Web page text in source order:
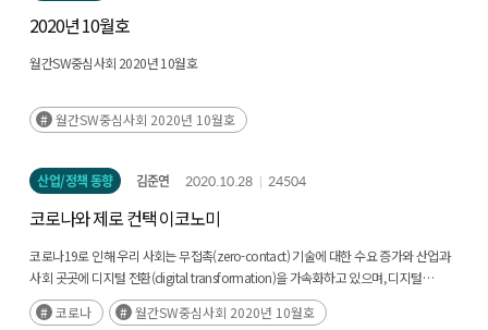
2020년 10월호
월간SW중심사회 2020년 10월호
월간SW중심사회 2020년 10월호
산업/정책 동향 김준연 2020.10.28 24504
코로나와 제로 컨택 이코노미
코로나19로 인해 우리 사회는 무접촉(zero-contact) 기술에 대한 수요 증가와 산업과
사회 곳곳에 디지털 전환(digital transformation)을 가속화하고 있으며, 디지털
전환을 통해 선제적으로 대응한(후략)
코로나 월간SW중심사회 2020년 10월호